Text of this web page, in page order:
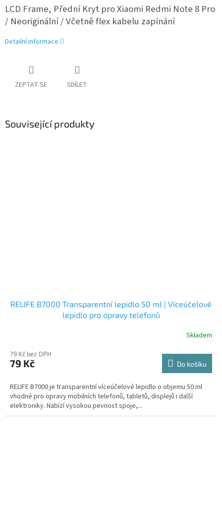
LCD Frame, Přední Kryt pro Xiaomi Redmi Note 8 Pro
/ Neoriginální /Včetně flex kabelu zapínání
Detailní informace
ZEPTAT SE SDÍLET
Související produkty
RELIFE B7000 Transparentní lepidlo 50 ml | Víceúčelové
lepidlo pro opravy telefonů
Skladem
79 Kč bez DPH
79 Kč Do košíku
RELIFE B7000 je transparentní víceúčelové lepidlo o objemu 50 ml
vhodné pro opravy mobilních telefonů, tabletů, displejů i další
elektroniky. Nabízí vysokou pevnost spoje,...